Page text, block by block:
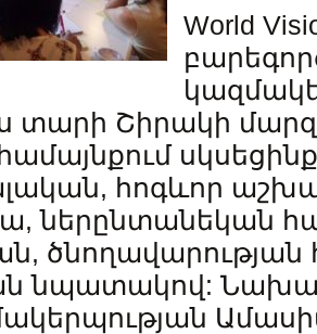
World
տարի Շիրակի
հոգևոր
ներընտանեկան
ծնողավարության
նպատակով: